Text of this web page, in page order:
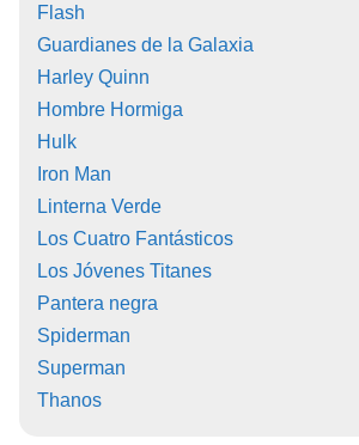
Flash
Guardianes de la Galaxia
Harley Quinn
Hombre Hormiga
Hulk
Iron Man
Linterna Verde
Los Cuatro Fantásticos
Los Jóvenes Titanes
Pantera negra
Spiderman
Superman
Thanos